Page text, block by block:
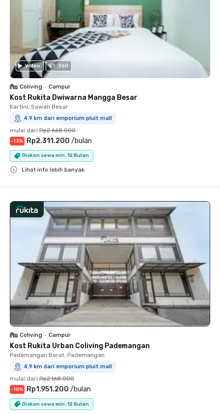
Video 360
Coliving • Campur
Kost Rukita Dwiwarna Mangga Besar
Kartini, Sawah Besar
4.9 km dari emporium pluit mall
mulai dari Rp2.668.000
-13% Rp2.311.200 /bulan
Diskon sewa min. 12 Bulan
Lihat info lebih banyak
Coliving • Campur
Kost Rukita Urban Coliving Pademangan
Pademangan Barat, Pademangan
4.9 km dari emporium pluit mall
mulai dari Rp2.168.000
-10% Rp1.951.200 /bulan
Diskon sewa min. 12 Bulan